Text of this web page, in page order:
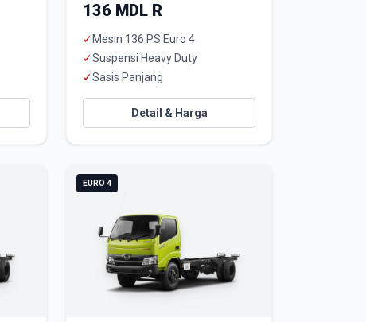
136 MDL R
✓ Mesin 136 PS Euro 4
✓Suspensi Heavy Duty
✓Sasis Panjang
Detail & Harga
EURO 4